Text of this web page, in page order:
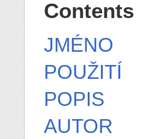
Contents
JMÉNO
POUŽITÍ
POPIS
AUTOR